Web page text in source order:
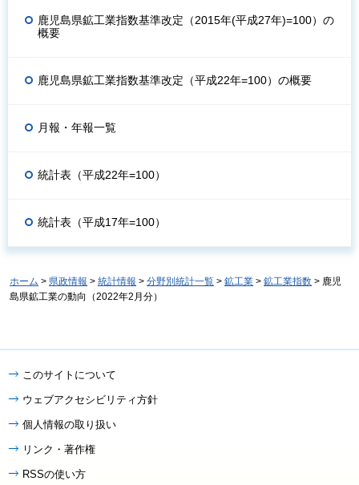
鹿児島県鉱工業指数基準改定（2015年(平成27年)=100）の
概要
鹿児島県鉱工業指数基準改定（平成22年=100）の概要
月報・年報一覧
統計表（平成22年=100）
統計表（平成17年=100）
ホーム > 県政情報 > 統計情報 > 分野別統計一覧 > 鉱工業 > 鉱工業指数 > 鹿児
島県鉱工業の動向（2022年2月分）
このサイトについて
ウェブアクセシビリティ方針
個人情報の取り扱い
リンク・著作権
RSSの使い方